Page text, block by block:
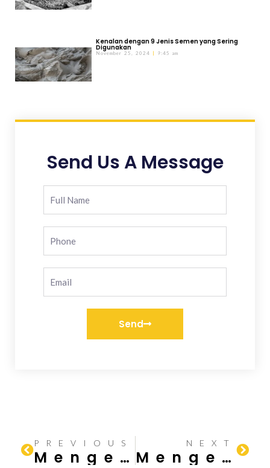
Kenalan dengan 9 Jenis Semen yang Sering
Digunakan
November 25, 2024 9:45 am
Send Us A Message
Send
PREVIOUS
Mengenal Roster: Pengertian, Manfaat, Kelebihan, dan Kekurangan
NEXT
Mengenal Rumah Prefabrikasi: Solusi Hunian Modern